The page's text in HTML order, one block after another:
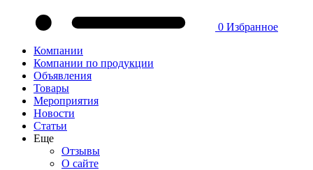
0 Избранное
Компании
Компании по продукции
Объявления
Товары
Мероприятия
Новости
Статьи
Еще
Отзывы
О сайте